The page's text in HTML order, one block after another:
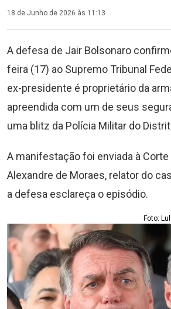
18 de Junho de 2026 às 11:13
A defesa de Jair Bolsonaro
feira (17) ao Supremo Tribunal
ex-presidente é proprietário da
apreendida com um de seus
uma blitz da Polícia Militar do
A manifestação foi enviada à
Alexandre de Moraes, relator do
a defesa esclareça o episódio.
Foto: